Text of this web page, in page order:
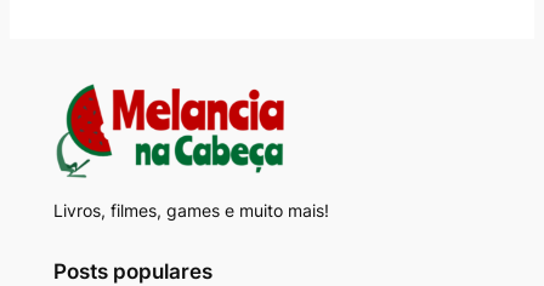
Livros, filmes, games e muito mais!
Posts populares